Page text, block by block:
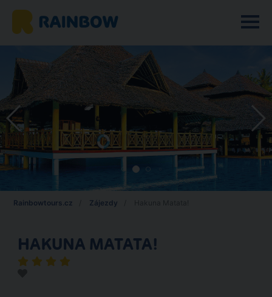
Rainbowtours.cz Zájezdy
HAKUNA MATATA!